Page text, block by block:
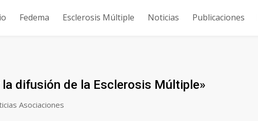
Fedema Esclerosis Múltiple Noticias Publicaciones
la difusión de la Esclerosis Múltiple»
Asociaciones